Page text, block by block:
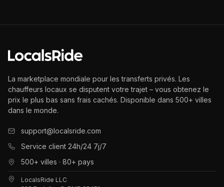
La marketplace mondiale pour les transferts privés. Les
chauffeurs locaux se disputent votre trajet – vous obtenez le
prix le plus bas sans frais cachés. Disponible dans 500+ villes
dans le monde.
support@localsride.com
Service client 24h/24 7j/7
500+ villes · 80+ pays
LocalsRide LLC